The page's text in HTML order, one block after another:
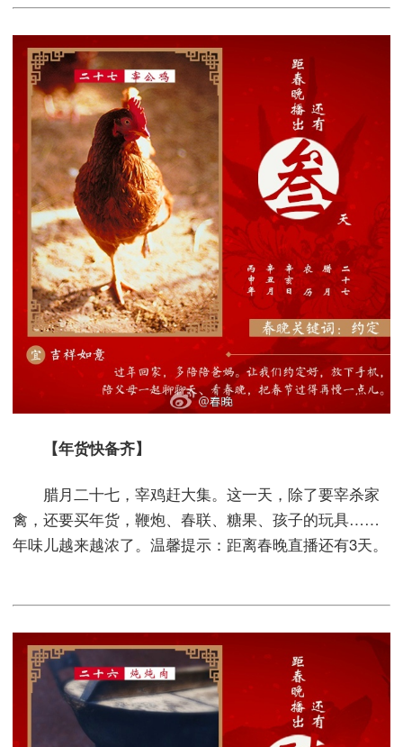
【年货快备齐】
腊月二十七，宰鸡赶大集。这一天，除了要宰杀家
禽，还要买年货，鞭炮、春联、糖果、孩子的玩具……
年味儿越来越浓了。温馨提示：距离春晚直播还有3天。